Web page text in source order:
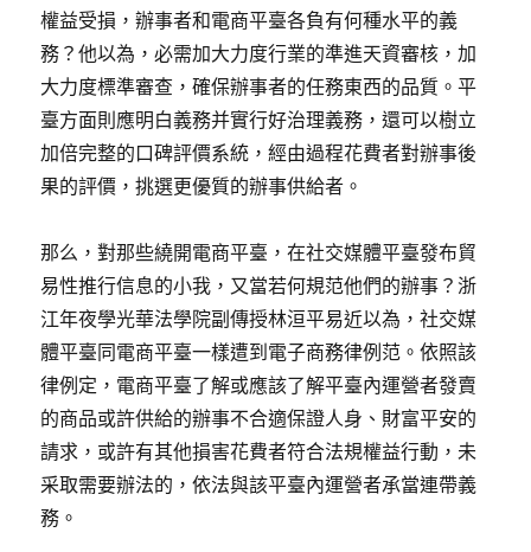
權益受損，辦事者和電商平臺各負有何種水平的義
務？他以為，必需加大力度行業的準進天資審核，加
大力度標準審查，確保辦事者的任務東西的品質。平
臺方面則應明白義務并實行好治理義務，還可以樹立
加倍完整的口碑評價系統，經由過程花費者對辦事後
果的評價，挑選更優質的辦事供給者。
那么，對那些繞開電商平臺，在社交媒體平臺發布貿
易性推行信息的小我，又當若何規范他們的辦事？浙
江年夜學光華法學院副傳授林洹平易近以為，社交媒
體平臺同電商平臺一樣遭到電子商務律例范。依照該
律例定，電商平臺了解或應該了解平臺內運營者發賣
的商品或許供給的辦事不合適保證人身、財富平安的
請求，或許有其他損害花費者符合法規權益行動，未
采取需要辦法的，依法與該平臺內運營者承當連帶義
務。